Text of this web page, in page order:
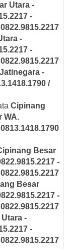
Utara -
-
-
-
-
/
Cipinang
WA.
Besar
-
Besar
-
-
-